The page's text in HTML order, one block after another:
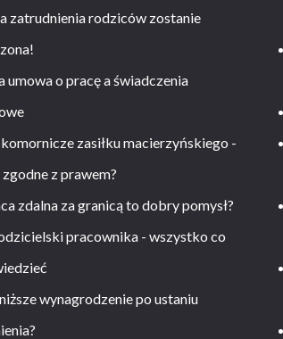
zatrudnienia rodziców zostanie
umowa o pracę a świadczenia
zasiłku macierzyńskiego -
z prawem?
zdalna za granicą to dobry pomysł?
pracownika - wszystko co
wynagrodzenie po ustaniu